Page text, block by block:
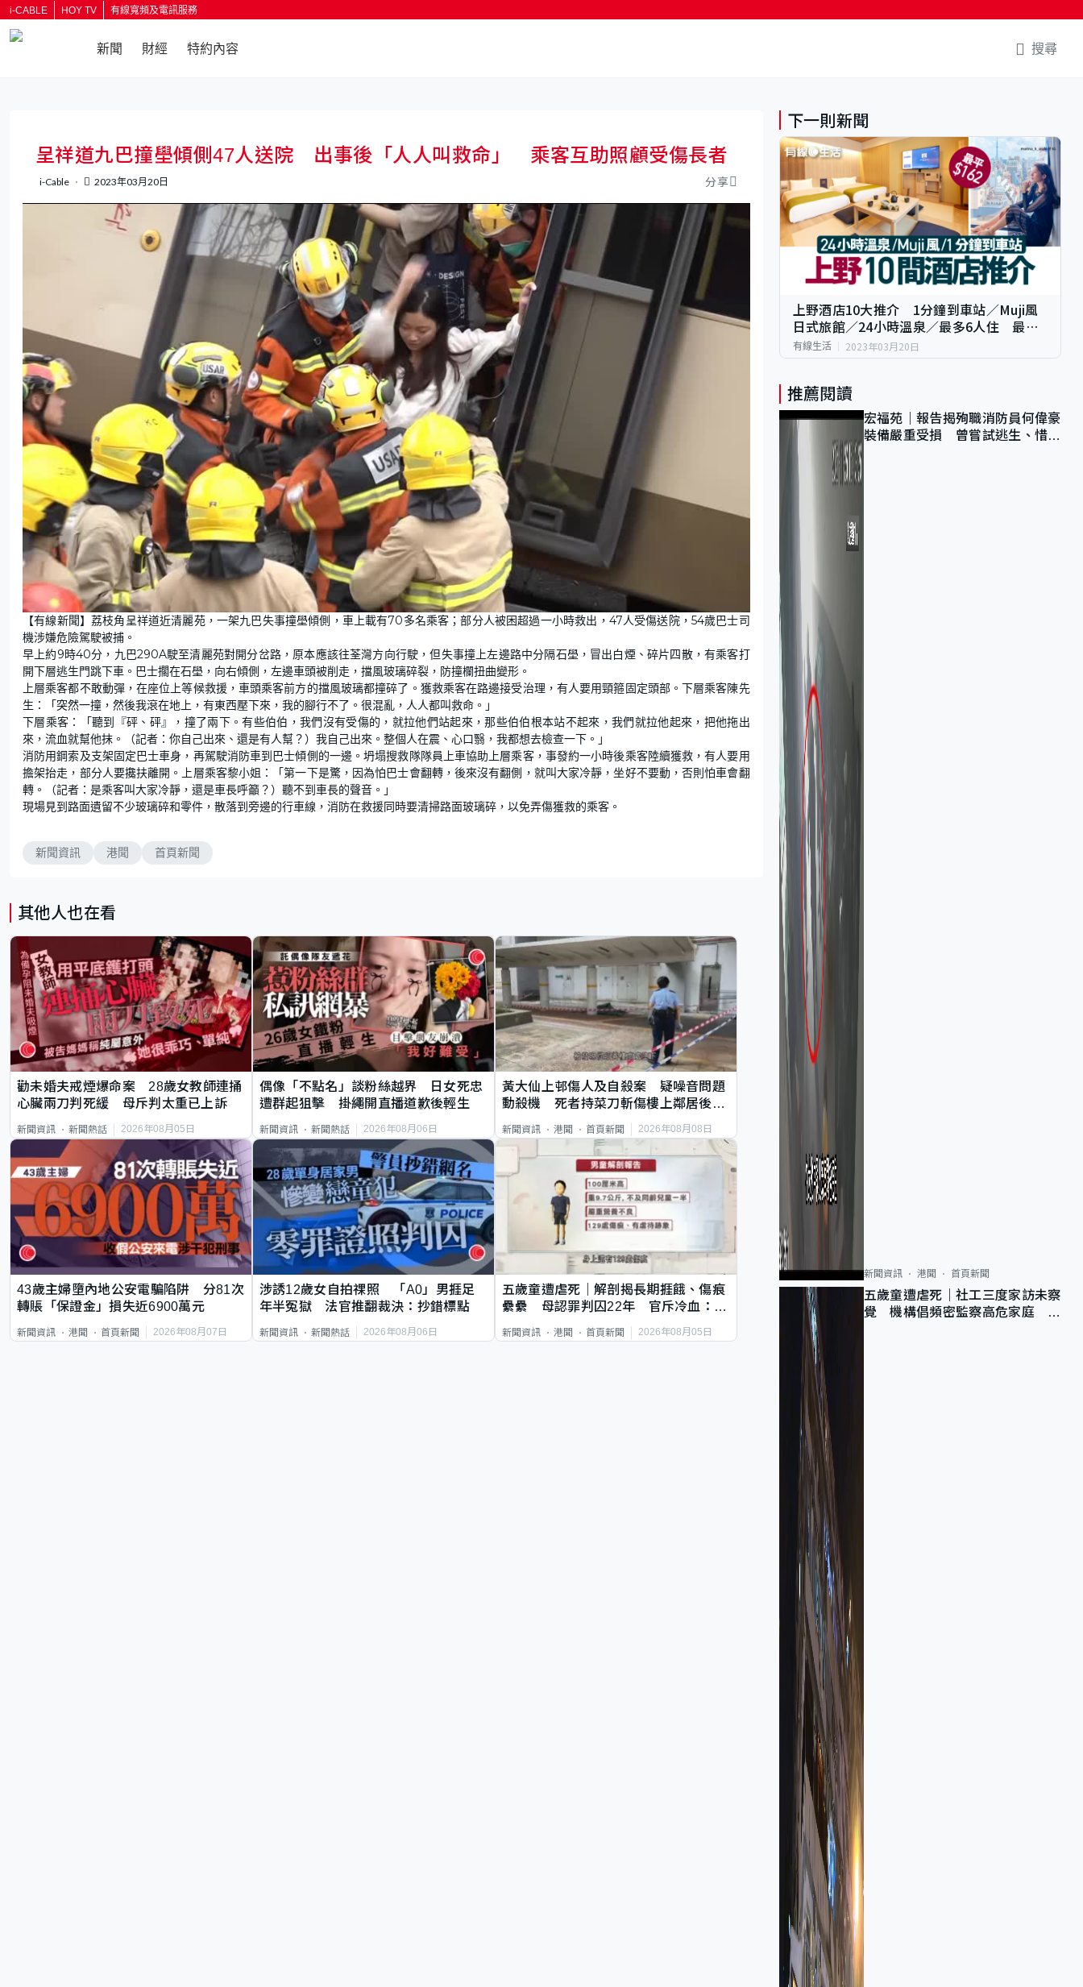
i-CABLE HOY TV 有線寬頻及電訊服務
新聞 財經 特約內容 搜尋
呈祥道九巴撞壆傾側47人送院 出事後「人人叫救命」 乘客互助照顧受傷長者
i-Cable 2023年03月20日 分享
【有線新聞】荔枝角呈祥道近清麗苑，一架九巴失事撞壆傾側，車上載有70多名乘客；部分人被困超過一小時救出，47人受傷送院，54歲巴士司
機涉嫌危險駕駛被捕。
早上約9時40分，九巴290A駛至清麗苑對開分岔路，原本應該往荃灣方向行駛，但失事撞上左邊路中分隔石壆，冒出白煙、碎片四散，有乘客打
開下層逃生門跳下車。巴士擱在石壆，向右傾側，左邊車頭被削走，擋風玻璃碎裂，防撞欄扭曲變形。
上層乘客都不敢動彈，在座位上等候救援，車頭乘客前方的擋風玻璃都撞碎了。獲救乘客在路邊接受治理，有人要用頸箍固定頭部。下層乘客陳先
生：「突然一撞，然後我滾在地上，有東西壓下來，我的腳行不了。很混亂，人人都叫救命。」
下層乘客：「聽到『砰、砰』，撞了兩下。有些伯伯，我們沒有受傷的，就拉他們站起來，那些伯伯根本站不起來，我們就拉他起來，把他拖出
來，流血就幫他抹。（記者：你自己出來、還是有人幫？）我自己出來。整個人在震、心口翳，我都想去檢查一下。」
消防用鋼索及支架固定巴士車身，再駕駛消防車到巴士傾側的一邊。坍塌搜救隊隊員上車協助上層乘客，事發約一小時後乘客陸續獲救，有人要用
擔架抬走，部分人要攙扶離開。上層乘客黎小姐：「第一下是驚，因為怕巴士會翻轉，後來沒有翻側，就叫大家冷靜，坐好不要動，否則怕車會翻
轉。（記者：是乘客叫大家冷靜，還是車長呼籲？）聽不到車長的聲音。」
現場見到路面遺留不少玻璃碎和零件，散落到旁邊的行車線，消防在救援同時要清掃路面玻璃碎，以免弄傷獲救的乘客。
新聞資訊 港聞 首頁新聞
其他人也在看
勸未婚夫戒煙爆命案 28歲女教師連捅
心臟兩刀判死緩 母斥判太重已上訴
新聞資訊 新聞熱話 2026年08月05日
偶像「不點名」談粉絲越界 日女死忠
遭群起狙擊 掛繩開直播道歉後輕生
新聞資訊 新聞熱話 2026年08月06日
黃大仙上邨傷人及自殺案 疑噪音問題
動殺機 死者持菜刀斬傷樓上鄰居後墮
新聞資訊 港聞 首頁新聞 2026年08月08日
43歲主婦墮內地公安電騙陷阱 分81次
轉賬「保證金」損失近6900萬元
新聞資訊 港聞 首頁新聞 2026年08月07日
涉誘12歲女自拍祼照 「A0」男捱足
年半冤獄 法官推翻裁決：抄錯標點
新聞資訊 新聞熱話 2026年08月06日
五歲童遭虐死｜解剖揭長期捱餓、傷痕
纍纍 母認罪判囚22年 官斥冷血：同
新聞資訊 港聞 首頁新聞 2026年08月05日
下一則新聞
上野酒店10大推介 1分鐘到車站／Muji風
日式旅館／24小時溫泉／最多6人住 最平
$162！
有線生活 2023年03月20日
推薦閱讀
宏福苑｜報告揭殉職消防員何偉豪
裝備嚴重受損 曾嘗試逃生、惜別
新聞資訊 港聞 首頁新聞
五歲童遭虐死｜社工三度家訪未察
覺 機構倡頻密監察高危家庭 管